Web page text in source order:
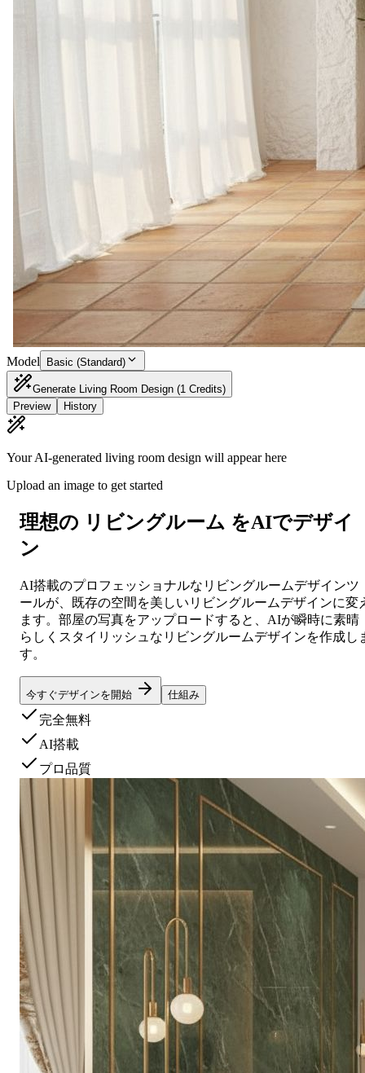
Model Basic (Standard)
Generate Living Room Design (1 Credits)
Preview
History
Your AI-generated living room design will appear here
Upload an image to get started
理想の リビングルーム をAIでデザイ
ン
AI搭載のプロフェッショナルなリビングルームデザインツ
ールが、既存の空間を美しいリビングルームデザインに変
ます。部屋の写真をアップロードすると、AIが瞬時に素晴
らしくスタイリッシュなリビングルームデザインを作成し
す。
今すぐデザインを開始 仕組み
完全無料
AI搭載
プロ品質